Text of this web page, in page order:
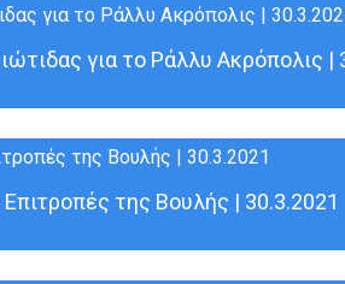
για το Ράλλυ Ακρόπολις |
της Βουλής | 30.3.2021